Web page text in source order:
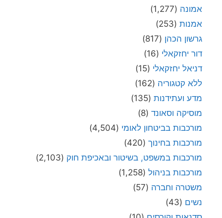
אמונה (1,277)
אמנות (253)
גרשון הכהן (817)
דור יחזקאלי (16)
דניאל יחזקאלי (15)
ללא קטגוריה (162)
מדע ועתידנות (135)
מוסיקה וסאונד (8)
מורכבות בביטחון לאומי (4,504)
מורכבות בחינוך (420)
מורכבות במשפט, בשיטור ובאכיפת חוק (2,103)
מורכבות בניהול (1,258)
משטרה וחברה (57)
נשים (43)